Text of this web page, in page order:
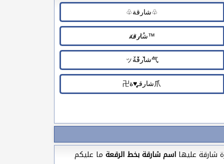
شارقة عليها اسم شارقة بخط الرقعةما عليكم